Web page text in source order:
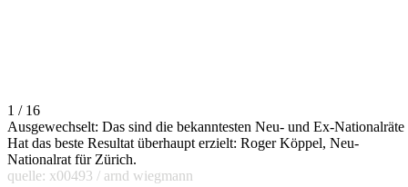
1 / 16
Ausgewechselt: Das sind die bekanntesten Neu- und Ex-Nationalräte
Hat das beste Resultat überhaupt erzielt: Roger Köppel, Neu-
Nationalrat für Zürich.
quelle: x00493 / arnd wiegmann